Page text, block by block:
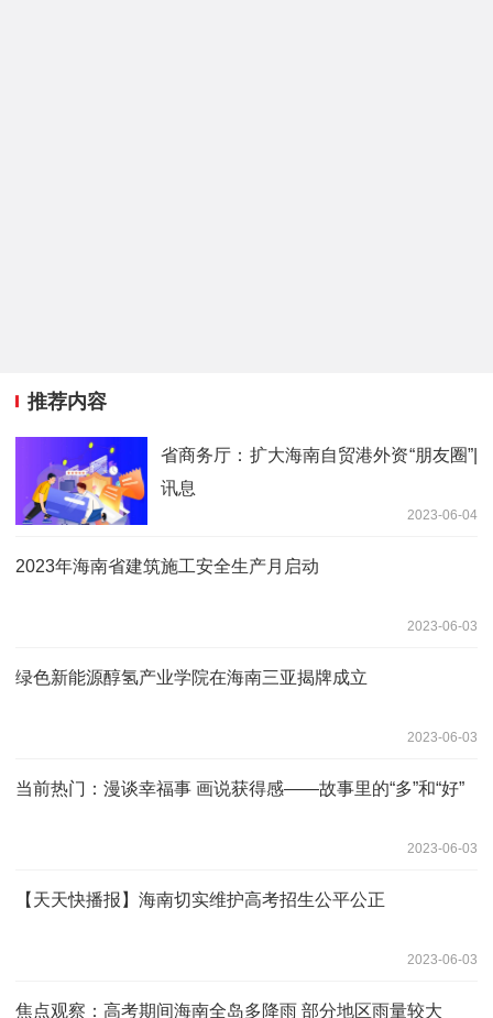
推荐内容
省商务厅：扩大海南自贸港外资“朋友圈”|
讯息
2023-06-04
2023年海南省建筑施工安全生产月启动
2023-06-03
绿色新能源醇氢产业学院在海南三亚揭牌成立
2023-06-03
当前热门：漫谈幸福事 画说获得感——故事里的“多”和“好”
2023-06-03
【天天快播报】海南切实维护高考招生公平公正
2023-06-03
焦点观察：高考期间海南全岛多降雨 部分地区雨量较大